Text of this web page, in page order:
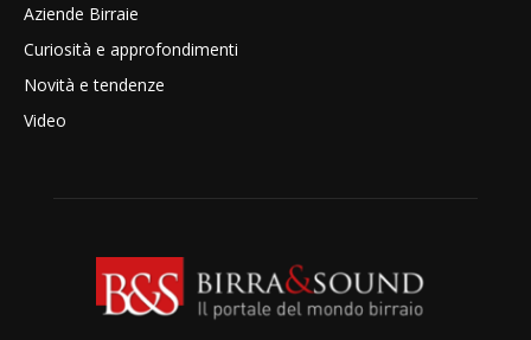
Aziende Birraie
Curiosità e approfondimenti
Novità e tendenze
Video